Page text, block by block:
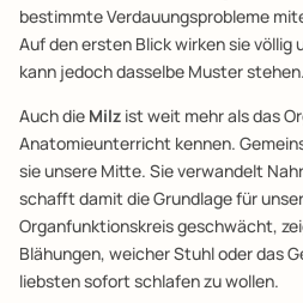
bestimmte Verdauungsprobleme
Auf den ersten Blick wirken sie
kann jedoch dasselbe Muster stehen.
Auch die Milz ist weit mehr als das
Anatomieunterricht kennen.
sie unsere Mitte. Sie verwandelt
schafft damit die Grundlage für
Organfunktionskreis geschwächt,
Blähungen, weicher Stuhl oder das
liebsten sofort schlafen zu wollen.